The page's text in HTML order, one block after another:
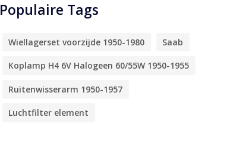
Populaire Tags
Wiellagerset voorzijde 1950-1980 Saab
Koplamp H4 6V Halogeen 60/55W 1950-1955
Ruitenwisserarm 1950-1957
Luchtfilter element